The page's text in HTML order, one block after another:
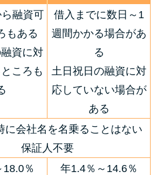
融資可
もある
資に対
ころも
借入までに数日～1
週間かかる場合があ
る
土日祝日の融資に対
応していない場合が
ある
に会社名を名乗ることはない
保証人不要
18.0％
年1.4％～14.6％